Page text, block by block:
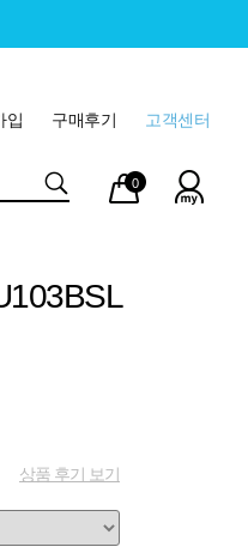
고객센터
구매후기
입
마이
페이
장바
구니
0
상품 후기 보기